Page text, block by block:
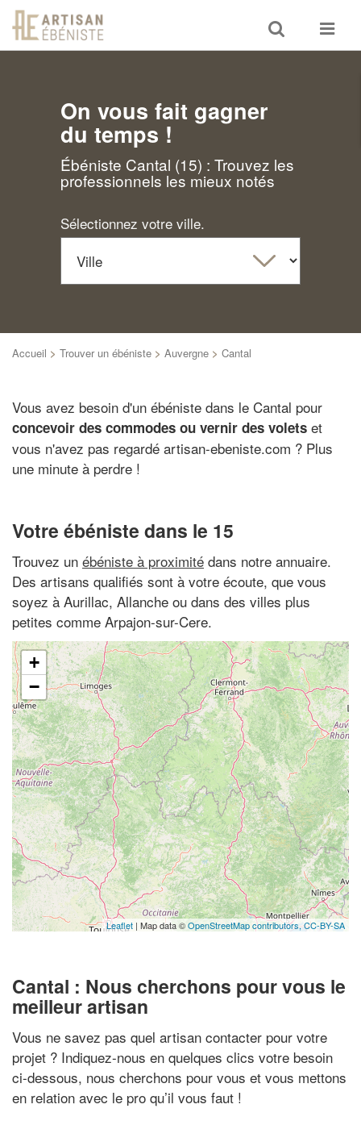
Toggle
search
Toggle
On vous fait gagner
du temps !
Ébéniste Cantal (15) : Trouvez les
professionnels les mieux notés
Sélectionnez votre ville.
Accueil > Trouver un ébéniste > Auvergne > Cantal
Vous avez besoin d'un ébéniste dans le Cantal pour
concevoir des commodes ou vernir des volets et
vous n'avez pas regardé artisan-ebeniste.com ? Plus
une minute à perdre !
Votre ébéniste dans le 15
Trouvez un ébéniste à proximité dans notre annuaire.
Des artisans qualifiés sont à votre écoute, que vous
soyez à Aurillac, Allanche ou dans des villes plus
petites comme Arpajon-sur-Cere.
+
−
Leaflet | Map data ©OpenStreetMap contributors,CC-BY-SA
Cantal : Nous cherchons pour vous le
meilleur artisan
Vous ne savez pas quel artisan contacter pour votre
projet ? Indiquez-nous en quelques clics votre besoin
ci-dessous, nous cherchons pour vous et vous mettons
en relation avec le pro qu’il vous faut !